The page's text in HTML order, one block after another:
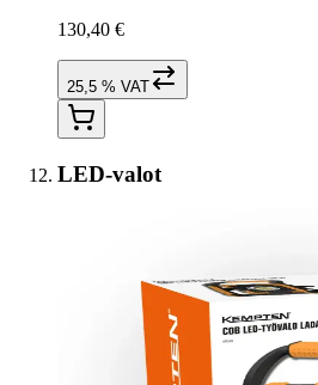
130,40 €
25,5 % VAT
LED-valot